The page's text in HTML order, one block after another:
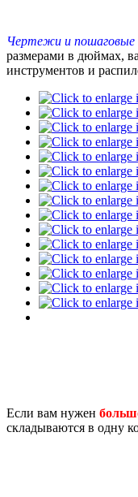
Чертежи и пошаговые
размерами в дюймах,
инструментов и
Если вам нужен
складываются в одну